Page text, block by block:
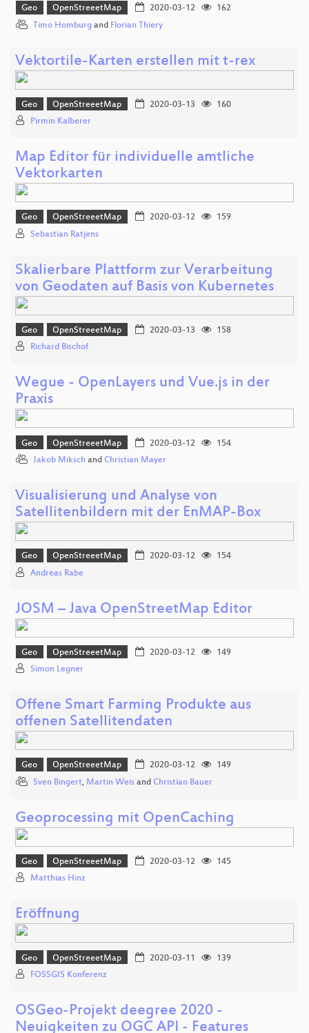
Geo OpenStreeetMap 2020-03-12
162
Timo Homburg and Florian Thiery
Vektortile-Karten erstellen mit t-rex
Geo OpenStreeetMap 2020-03-13
160
Pirmin Kalberer
Map Editor für individuelle amtliche
Vektorkarten
Geo OpenStreeetMap 2020-03-12
159
Sebastian Ratjens
Skalierbare Plattform zur Verarbeitung
von Geodaten auf Basis von Kubernetes
Geo OpenStreeetMap 2020-03-13
158
Richard Bischof
Wegue - OpenLayers und Vue.js in der
Praxis
Geo OpenStreeetMap 2020-03-12
154
Jakob Miksch and Christian Mayer
Visualisierung und Analyse von
Satellitenbildern mit der EnMAP-Box
Geo OpenStreeetMap 2020-03-12
154
Andreas Rabe
JOSM – Java OpenStreetMap Editor
Geo OpenStreeetMap 2020-03-12
149
Simon Legner
Offene Smart Farming Produkte aus
offenen Satellitendaten
Geo OpenStreeetMap 2020-03-12
149
Sven Bingert, Martin Weis and Christian Bauer
Geoprocessing mit OpenCaching
Geo OpenStreeetMap 2020-03-12
145
Matthias Hinz
Eröffnung
Geo OpenStreeetMap 2020-03-11
139
FOSSGIS Konferenz
OSGeo-Projekt deegree 2020 -
Neuigkeiten zu OGC API - Features